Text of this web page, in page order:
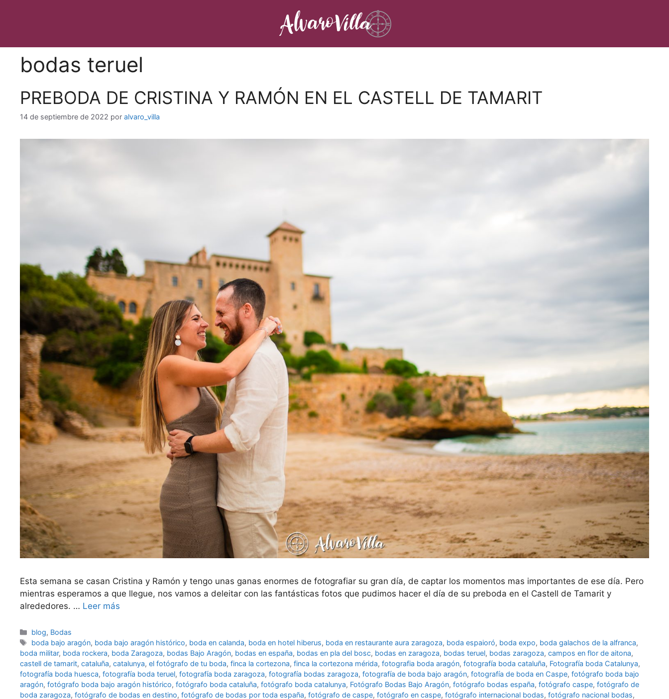
bodas teruel
PREBODA DE CRISTINA Y RAMÓN EN EL CASTELL DE TAMARIT
14 de septiembre de 2022 por alvaro_villa
Esta semana se casan Cristina y Ramón y tengo unas ganas enormes de fotografiar su gran día, de captar los momentos mas importantes de ese día. Pero
mientras esperamos a que llegue, nos vamos a deleitar con las fantásticas fotos que pudimos hacer el día de su preboda en el Castell de Tamarit y
alrededores. … Leer más
Categorías
blog, Bodas
Etiquetas
boda bajo aragón, boda bajo aragón histórico, boda en calanda, boda en hotel hiberus, boda en restaurante aura zaragoza, boda espaioró, boda expo, boda galachos de la alfranca,
boda militar, boda rockera, boda Zaragoza, bodas Bajo Aragón, bodas en españa, bodas en pla del bosc, bodas en zaragoza, bodas teruel, bodas zaragoza, campos en flor de aitona,
castell de tamarit, cataluña, catalunya, el fotógrafo de tu boda, finca la cortezona, finca la cortezona mérida, fotografia boda aragón, fotografía boda cataluña, Fotografía boda Catalunya,
fotografía boda huesca, fotografía boda teruel, fotografía boda zaragoza, fotografía bodas zaragoza, fotografía de boda bajo aragón, fotografía de boda en Caspe, fotógrafo boda bajo
aragón, fotógrafo boda bajo aragón histórico, fotógrafo boda cataluña, fotógrafo boda catalunya, Fotógrafo Bodas Bajo Aragón, fotógrafo bodas españa, fotógrafo caspe, fotógrafo de
boda zaragoza, fotógrafo de bodas en destino, fotógrafo de bodas por toda españa, fotógrafo de caspe, fotógrafo en caspe, fotógrafo internacional bodas, fotógrafo nacional bodas,